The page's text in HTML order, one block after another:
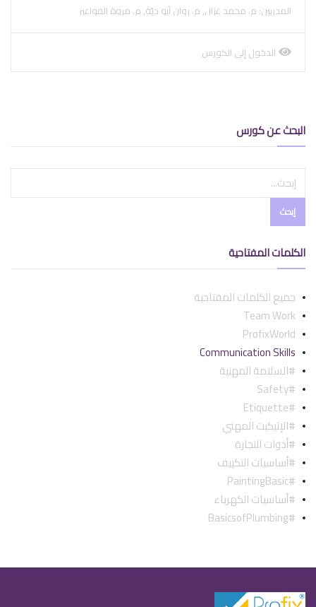
المدربين: م. محمد غزال, م. روان أبو ديّة, م. مروة الفواعير
view
course
الدخول إلى الكورس
البحث عن كورس
إبحث
الكلمات المفتاحية
جميع الكلمات المفتاحية
Team Work
ProfixWorld
Communication Skills
#السلامة المهنية
#safety
#etiquette
#الإتيكيت المهني
#أدوات النجارة
#أساسيات التكييف
#PaintingBasic
#أساسيات الكهرباء
#BasicsofPlumbing